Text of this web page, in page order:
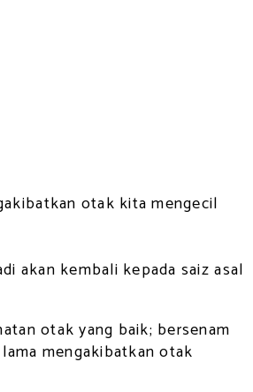
otak kita mengecil
akan kembali kepada saiz asal
otak yang baik; bersenam
mengakibatkan otak